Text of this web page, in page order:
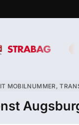
MOBILNUMMER,